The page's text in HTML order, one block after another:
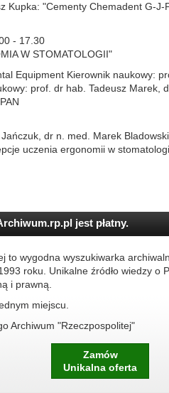
Kupka: "Cementy Chemadent G-J-
- 17.30
W STOMATOLOGII"
Equipment Kierownik naukowy:
prof. dr hab. Tadeusz Marek,
dr n. med. Marek
uczenia ergonomii w
jest płatny.
to wygodna wyszukiwarka
roku. Unikalne źródło wiedzy o
i prawną.
miejscu.
Archiwum "Rzeczpospolitej"
Zamów
Unikalna oferta